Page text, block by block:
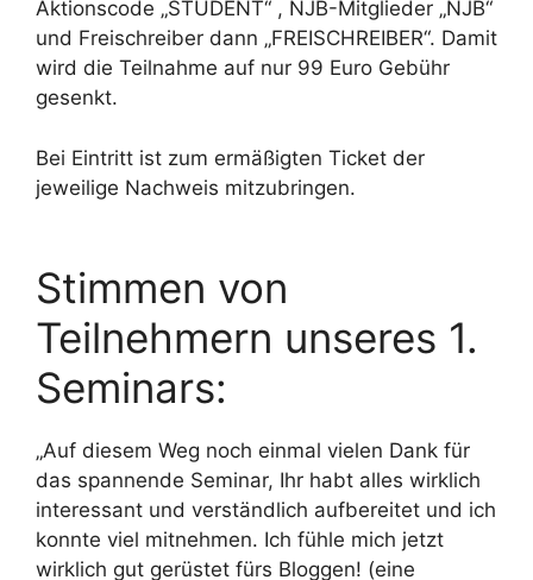
Aktionscode „STUDENT“ , NJB-Mitglieder „NJB“
und Freischreiber dann „FREISCHREIBER“. Damit
wird die Teilnahme auf nur 99 Euro Gebühr
gesenkt.
Bei Eintritt ist zum ermäßigten Ticket der
jeweilige Nachweis mitzubringen.
Stimmen von
Teilnehmern unseres 1.
Seminars:
„Auf diesem Weg noch einmal vielen Dank für
das spannende Seminar, Ihr habt alles wirklich
interessant und verständlich aufbereitet und ich
konnte viel mitnehmen. Ich fühle mich jetzt
wirklich gut gerüstet fürs Bloggen! (eine